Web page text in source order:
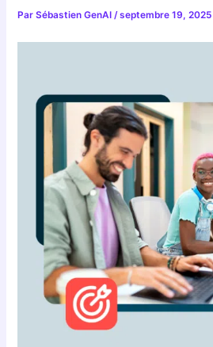
ParSébastien GenAI/septembre 19, 2025